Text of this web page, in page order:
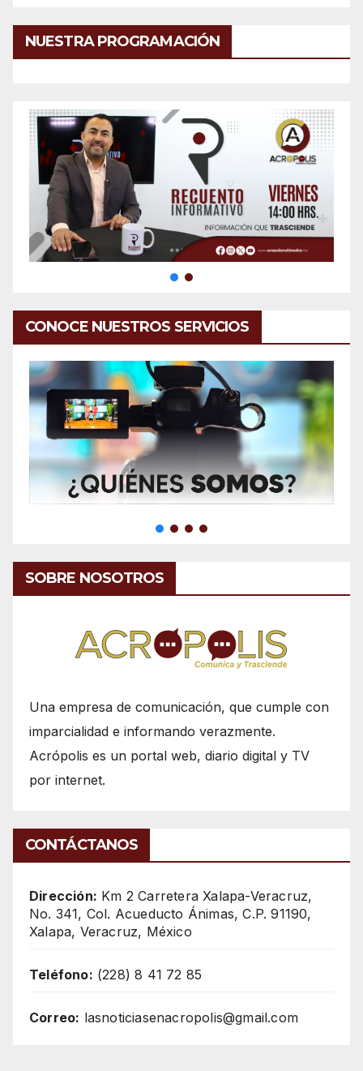
NUESTRA PROGRAMACIÓN
CONOCE NUESTROS SERVICIOS
SOBRE NOSOTROS
Una empresa de comunicación, que cumple con
imparcialidad e informando verazmente.
Acrópolis es un portal web, diario digital y TV
por internet.
CONTÁCTANOS
Dirección: Km 2 Carretera Xalapa-Veracruz,
No. 341, Col. Acueducto Ánimas, C.P. 91190,
Xalapa, Veracruz, México
Teléfono: (228) 8 41 72 85
Correo: lasnoticiasenacropolis@gmail.com